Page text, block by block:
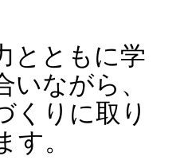
とともに学
ながら、
くりに取り
。